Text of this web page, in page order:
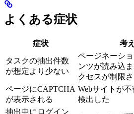
よくある症状
症状 考
タスクの抽出件数
が想定より少ない
ページネーシ
ンツが読み込
クセスが制限
ページにCAPTCHA
が表示される
Webサイトが
検出した
抽出中にログイン